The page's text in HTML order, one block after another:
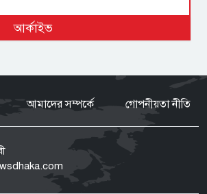
বিমানবন্দরের নিরাপত্তা
তল্লাশির নির্দেশ মন্ত্রীর
ভারত সরকারের ভূমিকা নিয়ে প্রশ্ন
সুযোগ দিল, বিবিসি বাংলাকে যা বললেন
স্বরাষ্ট্রমন্ত্রী
আর্কাইভ
আমাদের সম্পর্কে গোপনীয়তা নীতি